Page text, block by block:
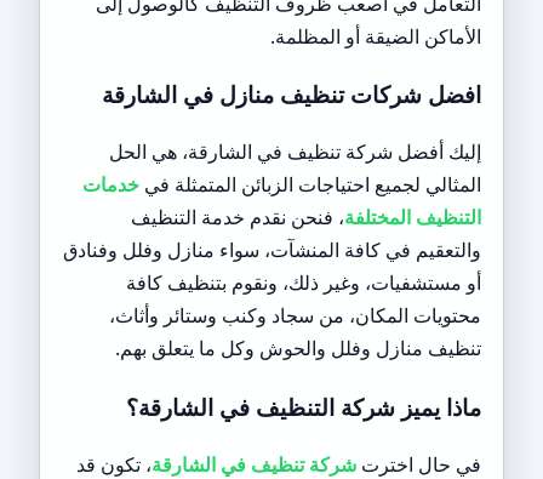
الأماكن الضيقة أو المظلمة.
افضل شركات تنظيف منازل في الشارقة
إليك أفضل شركة تنظيف في الشارقة، هي الحل
المثالي لجميع احتياجات الزبائن المتمثلة في خدمات
التنظيف المختلفة، فنحن نقدم خدمة التنظيف
والتعقيم في كافة المنشآت، سواء منازل وفلل وفنادق
أو مستشفيات، وغير ذلك، ونقوم بتنظيف كافة
محتويات المكان، من سجاد وكنب وستائر وأثاث،
تنظيف منازل وفلل والحوش وكل ما يتعلق بهم.
ماذا يميز شركة التنظيف في الشارقة؟
في حال اخترت شركة تنظيف في الشارقة، تكون قد